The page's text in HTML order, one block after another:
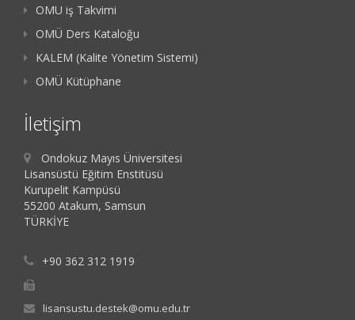
OMU iş Takvimi
OMÜ Ders Kataloğu
KALEM (Kalite Yönetim Sistemi)
OMÜ Kütüphane
İletişim
Ondokuz Mayıs Üniversitesi
Lisansüstü Eğitim Enstitüsü
Kurupelit Kampüsü
55200 Atakum, Samsun
TÜRKİYE
+90 362 312 1919
lisansustu.destek@omu.edu.tr